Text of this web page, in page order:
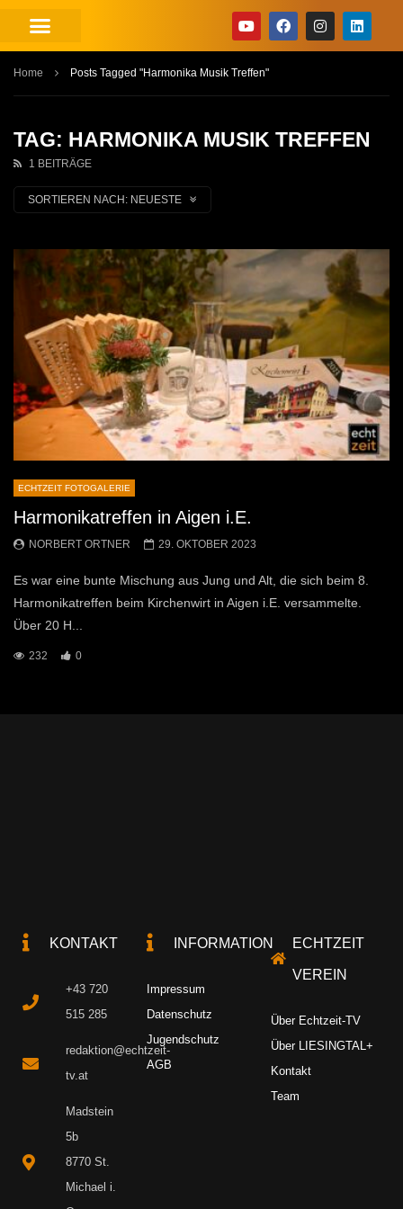
Home Posts Tagged "Harmonika Musik Treffen"
TAG: HARMONIKA MUSIK TREFFEN
1 BEITRÄGE
SORTIEREN NACH: NEUESTE
ECHTZEIT FOTOGALERIE
Harmonikatreffen in Aigen i.E.
NORBERT ORTNER 29. OKTOBER 2023
Es war eine bunte Mischung aus Jung und Alt, die sich beim 8.
Harmonikatreffen beim Kirchenwirt in Aigen i.E. versammelte.
Über 20 H...
232 0
KONTAKT
+43 720
515 285
redaktion@echtzeit-
tv.at
Madstein
5b
8770 St.
Michael i.
INFORMATION
Impressum
Datenschutz
Jugendschutz
AGB
ECHTZEIT
VEREIN
Über Echtzeit-TV
Über LIESINGTAL+
Kontakt
Team